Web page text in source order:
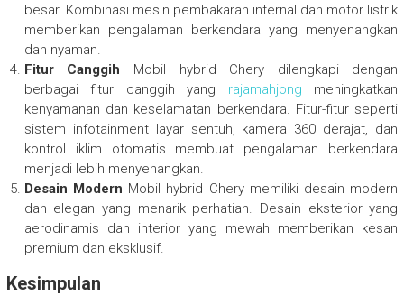
besar. Kombinasi mesin pembakaran internal dan motor listrik
memberikan pengalaman berkendara yang menyenangkan
dan nyaman.
Fitur Canggih Mobil hybrid Chery dilengkapi dengan
berbagai fitur canggih yang rajamahjong meningkatkan
kenyamanan dan keselamatan berkendara. Fitur-fitur seperti
sistem infotainment layar sentuh, kamera 360 derajat, dan
kontrol iklim otomatis membuat pengalaman berkendara
menjadi lebih menyenangkan.
Desain Modern Mobil hybrid Chery memiliki desain modern
dan elegan yang menarik perhatian. Desain eksterior yang
aerodinamis dan interior yang mewah memberikan kesan
premium dan eksklusif.
Kesimpulan